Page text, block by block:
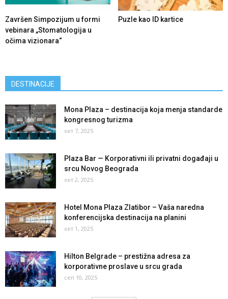
Završen Simpozijum u formi
vebinara „Stomatologija u
očima vizionara“
Puzle kao ID kartice
DESTINACIJE
Mona Plaza – destinacija koja menja standarde
kongresnog turizma
окт 7, 2025
Plaza Bar — Korporativni ili privatni događaji u
srcu Novog Beograda
окт 2, 2025
Hotel Mona Plaza Zlatibor – Vaša naredna
konferencijska destinacija na planini
окт 1, 2025
Hilton Belgrade – prestižna adresa za
korporativne proslave u srcu grada
сеп 10, 2025